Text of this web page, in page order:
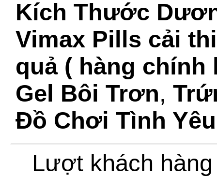
Kích Thước
Vimax Pills cải
quả ( hàng chính
Gel Bôi Trơn,
Đồ Chơi Tình Yêu
Lượt khách